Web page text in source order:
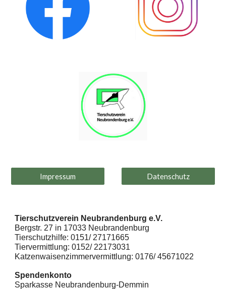
Impressum Datenschutz
Tierschutzverein Neubrandenburg e.V.
Bergstr. 27 in 17033 Neubrandenburg
Tierschutzhilfe: 0151/ 27171665
Tiervermittlung: 0152/ 22173031
Katzenwaisenzimmervermittlung: 0176/ 45671022
Spendenkonto
Sparkasse Neubrandenburg-Demmin